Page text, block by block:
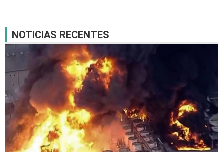
NOTICIAS RECENTES